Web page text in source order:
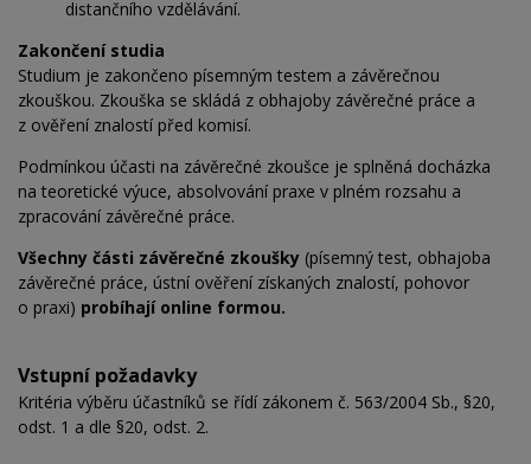
distančního vzdělávání.
Zakončení studia
Studium je zakončeno písemným testem a závěrečnou
zkouškou. Zkouška se skládá z obhajoby závěrečné práce a
z ověření znalostí před komisí.
Podmínkou účasti na závěrečné zkoušce je splněná docházka
na teoretické výuce, absolvování praxe v plném rozsahu a
zpracování závěrečné práce.
Všechny části závěrečné zkoušky (písemný test, obhajoba
závěrečné práce, ústní ověření získaných znalostí, pohovor
o praxi) probíhají online formou.
Vstupní požadavky
Kritéria výběru účastníků se řídí zákonem č. 563/2004 Sb., §20,
odst. 1 a dle §20, odst. 2.